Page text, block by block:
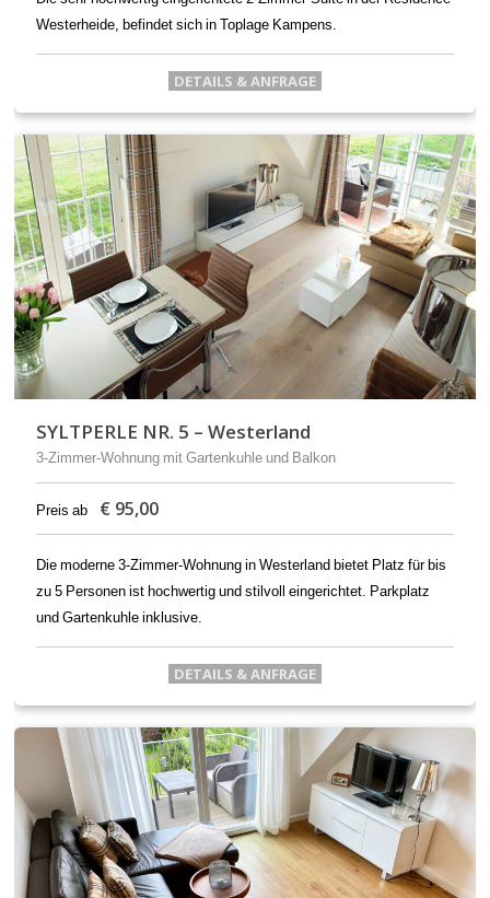
Westerheide, befindet sich in Toplage Kampens.
DETAILS & ANFRAGE
SYLTPERLE NR. 5 – Westerland
3-Zimmer-Wohnung mit Gartenkuhle und Balkon
Preis ab € 95,00
Die moderne 3-Zimmer-Wohnung in Westerland bietet Platz für bis
zu 5 Personen ist hochwertig und stilvoll eingerichtet. Parkplatz
und Gartenkuhle inklusive.
DETAILS & ANFRAGE